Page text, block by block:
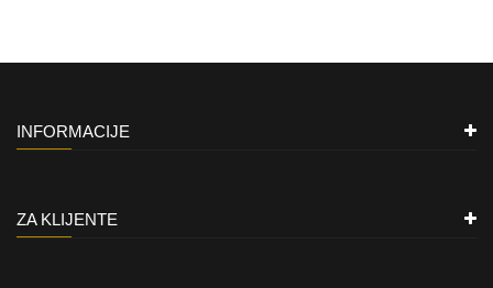
INFORMACIJE
ZA KLIJENTE